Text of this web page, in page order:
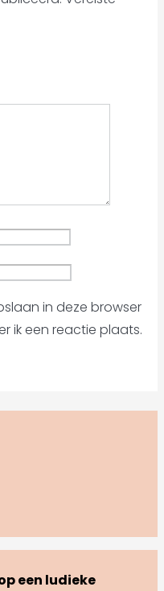
in deze browser
ik een reactie plaats.
een ludieke